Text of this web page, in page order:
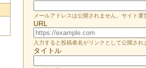
メールアドレスは公開されません。サイト
URL
入力すると投稿者名がリンクとして公開され
タイトル